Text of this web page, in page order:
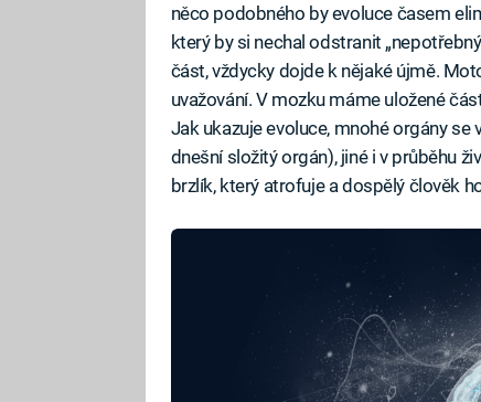
něco podobného by evoluce časem
který by si nechal odstranit
část, vždycky dojde k nějaké újmě.
uvažování. V mozku máme uložené
Jak ukazuje evoluce, mnohé orgány se
dnešní složitý orgán), jiné i v průběhu
brzlík, který atrofuje a dospělý člověk